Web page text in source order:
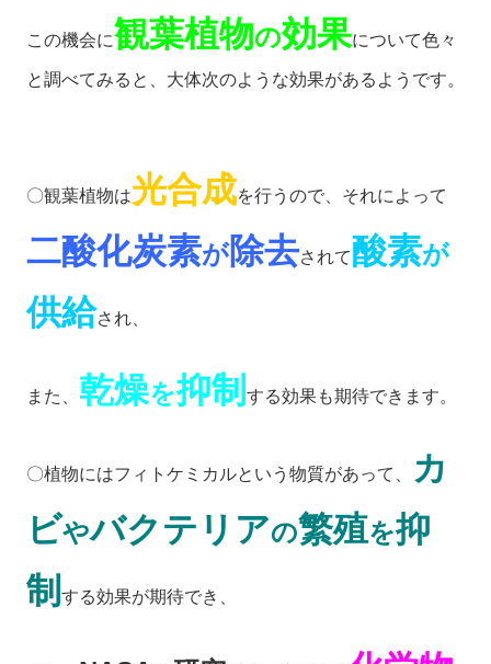
この機会に観葉植物の効果について色々
と調べてみると、大体次のような効果があるようです。
〇観葉植物は光合成を行うので、それによって
二酸化炭素が除去されて酸素が
供給され、
また、 乾燥を抑制 する効果も期待できます。
〇植物にはフィトケミカルという物質があって、
カ
ビやバクテリアの繁殖を抑
制 する効果が期待でき、